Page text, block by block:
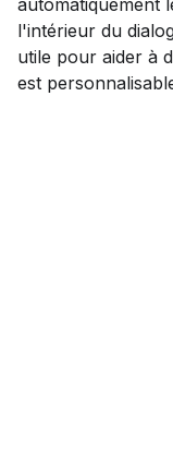
automatiquement
l'intérieur du
utile pour aider à
est